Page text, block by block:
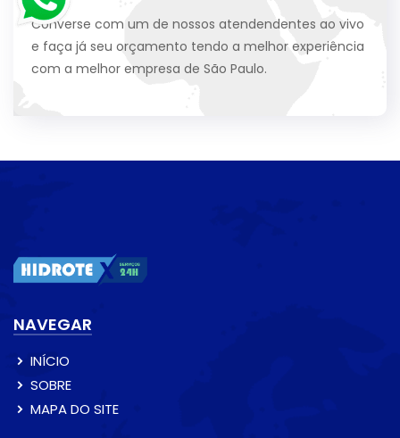
Converse com um de nossos atendendentes ao vivo
e faça já seu orçamento tendo a melhor experiência
com a melhor empresa de São Paulo.
NAVEGAR
INÍCIO
SOBRE
MAPA DO SITE